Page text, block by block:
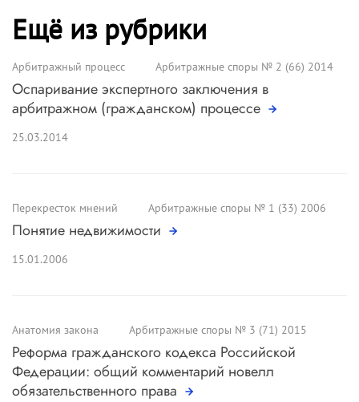
Ещё из рубрики
Арбитражный процесс Арбитражные споры № 2 (66) 2014
Оспаривание экспертного заключения в
арбитражном (гражданском) процессе
25.03.2014
Перекресток мнений Арбитражные споры № 1 (33) 2006
Понятие недвижимости
15.01.2006
Анатомия закона Арбитражные споры № 3 (71) 2015
Реформа гражданского кодекса Российской
Федерации: общий комментарий новелл
обязательственного права